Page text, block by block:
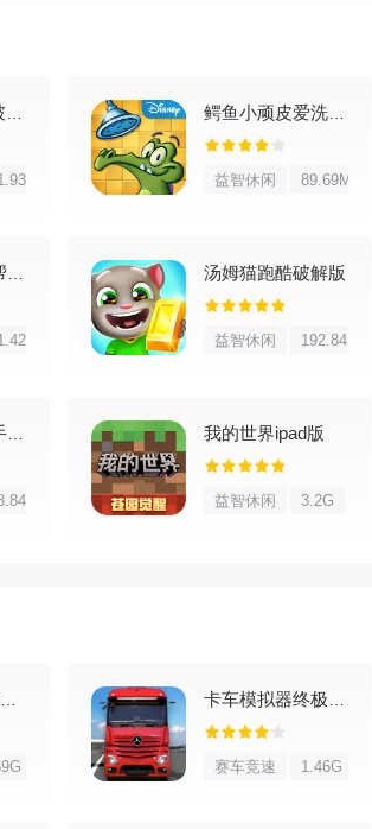
里面全是外星人风格的敌人。最后还有个超
翻天覆地，超过800种新物品等你发现。敢不
主，打败入侵的火星人还有机会把UFO坐
轮大月亮，并且会快速生成一堆独特敌人，
追着图标去打就是了。
生成的像素世界。房屋、武器、工具都靠你
出各种奇妙东西，玩的就是随心和创造的乐
益智休闲 89.69M
蜡笔小新之小帮手大作战官方正版 汤姆猫跑酷破解版
益智休闲 192.84M
人类一败涂地手游官方正版 我的世界ipad版
益智休闲 3.2G
COD战区手游(COD Warzone)
赛车竞速 1.46G